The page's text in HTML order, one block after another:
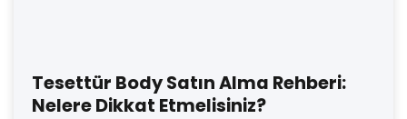
Tesettür Body Satın Alma Rehberi:
Nelere Dikkat Etmelisiniz?